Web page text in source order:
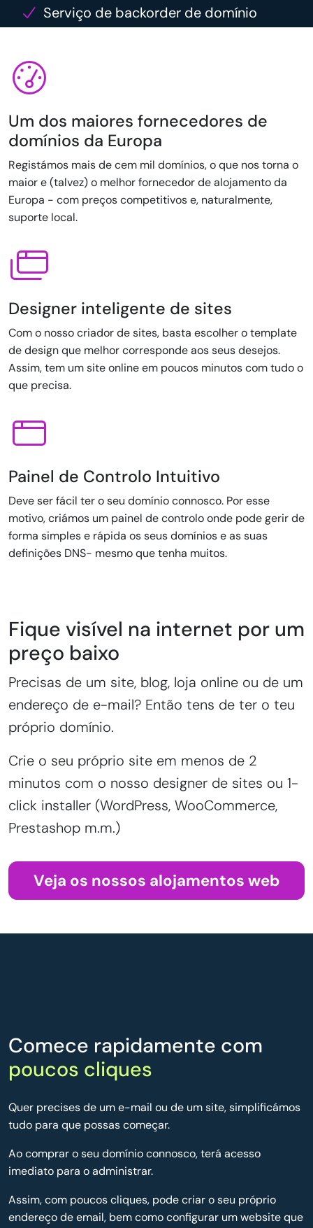
Serviço de backorder de domínio
Um dos maiores fornecedores de
domínios da Europa
Registámos mais de cem mil domínios, o que nos torna o
maior e (talvez) o melhor fornecedor de alojamento da
Europa - com preços competitivos e, naturalmente,
suporte local.
Designer inteligente de sites
Com o nosso criador de sites, basta escolher o template
de design que melhor corresponde aos seus desejos.
Assim, tem um site online em poucos minutos com tudo o
que precisa.
Painel de Controlo Intuitivo
Deve ser fácil ter o seu domínio connosco. Por esse
motivo, criámos um painel de controlo onde pode gerir de
forma simples e rápida os seus domínios e as suas
definições DNS- mesmo que tenha muitos.
Fique visível na internet por um
preço baixo
Precisas de um site, blog, loja online ou de um
endereço de e-mail? Então tens de ter o teu
próprio domínio.
Crie o seu próprio site em menos de 2
minutos com o nosso designer de sites ou 1-
click installer (WordPress, WooCommerce,
Prestashop m.m.)
Veja os nossos alojamentos web
Comece rapidamente com
poucos cliques
Quer precises de um e-mail ou de um site, simplificámos
tudo para que possas começar.
Ao comprar o seu domínio connosco, terá acesso
imediato para o administrar.
Assim, com poucos cliques, pode criar o seu próprio
endereço de email, bem como configurar um website que